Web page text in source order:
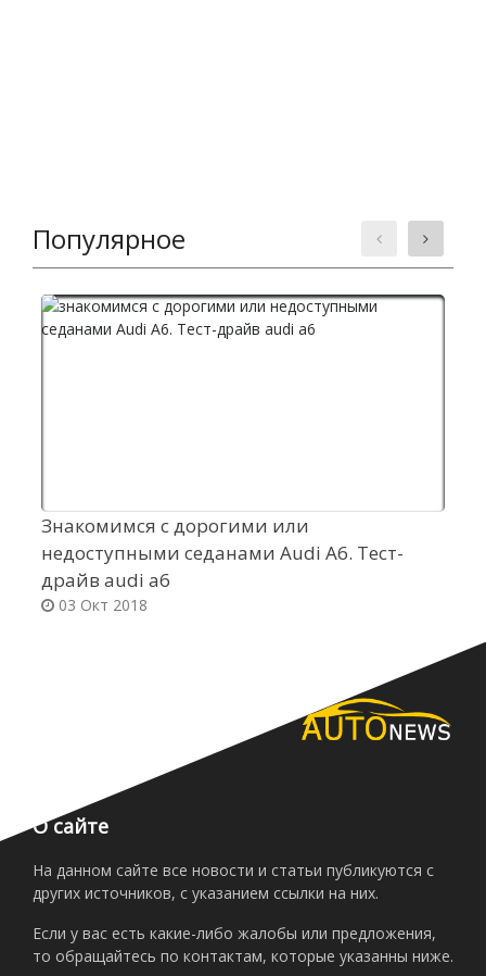
Популярное
Знакомимся с дорогими или
недоступными седанами Audi A6. Тест-
драйв audi a6
03 Окт 2018
О сайте
На данном сайте все новости и статьи публикуются с
других источников, с указанием ссылки на них.
Если у вас есть какие-либо жалобы или предложения,
то обращайтесь по контактам, которые указанны ниже.